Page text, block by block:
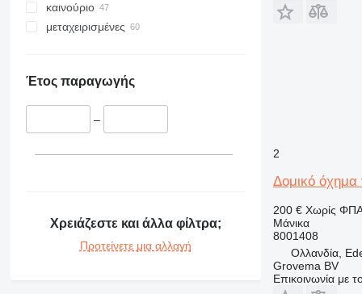
καινούριο
μεταχειρισμένες
Έτος παραγωγής
–
Χρειάζεστε και άλλα φίλτρα;
Προτείνετε μια αλλαγή
2
Δομικό
200 € Χωρίς
Μάνικα
8001408
Ολλανδία,
Grovema BV
Επικοινωνία με